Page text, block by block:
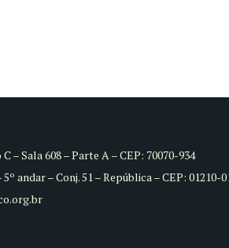
– Sala 608 – Parte A – CEP: 70070-934
andar – Conj. 51 – República – CEP: 01210-